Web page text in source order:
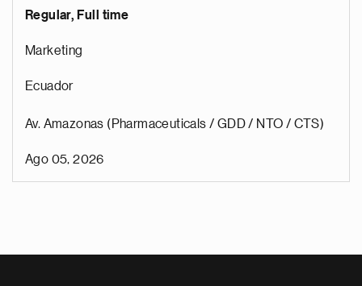
Regular, Full time
Marketing
Ecuador
Av. Amazonas (Pharmaceuticals / GDD / NTO / CTS)
Ago 05, 2026